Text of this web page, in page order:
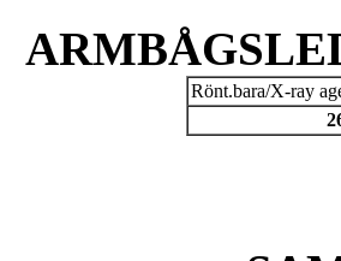
Rönt.bara/X-ray